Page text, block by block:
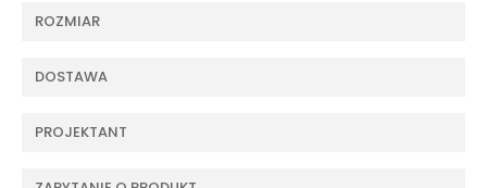
ROZMIAR
DOSTAWA
PROJEKTANT